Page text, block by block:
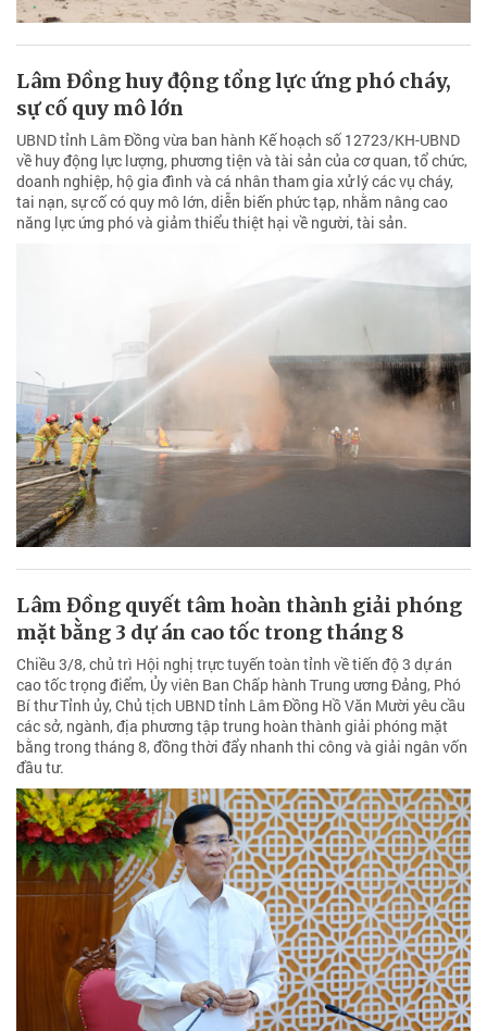
Lâm Đồng huy động tổng lực ứng phó cháy,
sự cố quy mô lớn
UBND tỉnh Lâm Đồng vừa ban hành Kế hoạch số 12723/KH-UBND
về huy động lực lượng, phương tiện và tài sản của cơ quan, tổ chức,
doanh nghiệp, hộ gia đình và cá nhân tham gia xử lý các vụ cháy,
tai nạn, sự cố có quy mô lớn, diễn biến phức tạp, nhằm nâng cao
năng lực ứng phó và giảm thiểu thiệt hại về người, tài sản.
Lâm Đồng quyết tâm hoàn thành giải phóng
mặt bằng 3 dự án cao tốc trong tháng 8
Chiều 3/8, chủ trì Hội nghị trực tuyến toàn tỉnh về tiến độ 3 dự án
cao tốc trọng điểm, Ủy viên Ban Chấp hành Trung ương Đảng, Phó
Bí thư Tỉnh ủy, Chủ tịch UBND tỉnh Lâm Đồng Hồ Văn Mười yêu cầu
các sở, ngành, địa phương tập trung hoàn thành giải phóng mặt
bằng trong tháng 8, đồng thời đẩy nhanh thi công và giải ngân vốn
đầu tư.